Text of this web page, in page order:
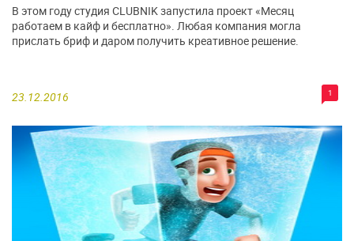
23.12.2016 1
В этом году студия CLUBNIK запустила проект «Месяц
работаем в кайф и бесплатно». Любая компания могла
прислать бриф и даром получить креативное решение.